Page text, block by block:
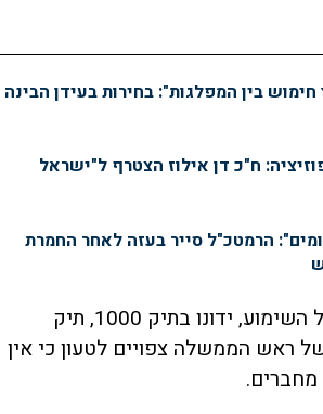
בין המפלגות": בחירות בעידן הבינה
ח"כ דן אילוז הצטרף ל"ישראל
הרמטכ"ל סייר בעזה לאחר החמרת
מחר, יומו האחרון של השימוע, ידונו בתיק 1000, תיק
של ראש הממשלה צפויים לטעון כי אין